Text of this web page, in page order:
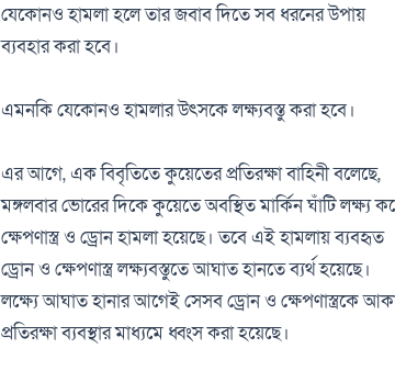
যেকোনও হামলা হলে তার জবাব দিতে সব ধরনের উপায়
ব্যবহার করা হবে।
এমনকি যেকোনও হামলার উৎসকে লক্ষ্যবস্তু করা হবে।
এর আগে, এক বিবৃতিতে কুয়েতের প্রতিরক্ষা বাহিনী বলেছে,
মঙ্গলবার ভোরের দিকে কুয়েতে অবস্থিত মার্কিন ঘাঁটি লক্ষ্য
ক্ষেপণাস্ত্র ও ড্রোন হামলা হয়েছে। তবে এই হামলায় ব্যবহৃত
ড্রোন ও ক্ষেপণাস্ত্র লক্ষ্যবস্তুতে আঘাত হানতে ব্যর্থ হয়েছে।
লক্ষ্যে আঘাত হানার আগেই সেসব ড্রোন ও ক্ষেপণাস্ত্রকে
প্রতিরক্ষা ব্যবস্থার মাধ্যমে ধ্বংস করা হয়েছে।